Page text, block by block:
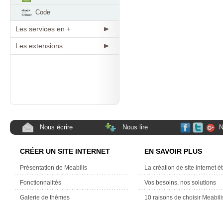
Code
Les services en +
Les extensions
Nous écrire Nous lire
CRÉER UN SITE INTERNET
Présentation de Meabilis
Fonctionnalités
Galerie de thèmes
EN SAVOIR PLUS
La création de site internet
Vos besoins, nos solutions
10 raisons de choisir